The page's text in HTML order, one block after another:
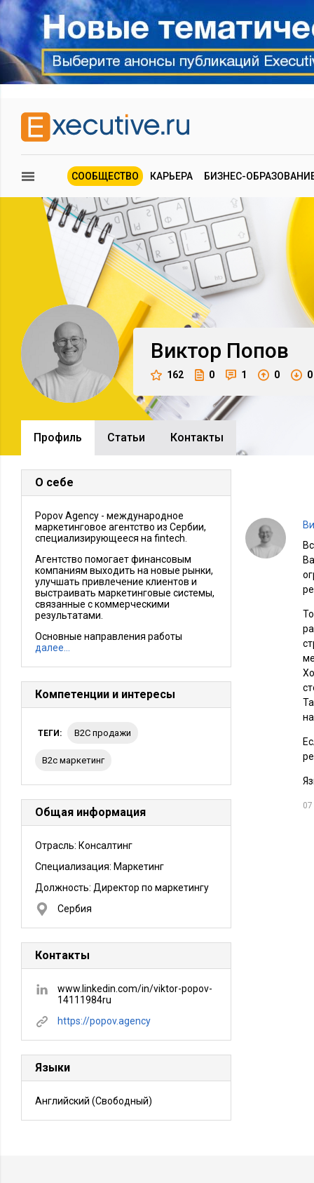
СООБЩЕСТВО КАРЬЕРА БИЗНЕС-
Виктор Попов
162 0 1 0 0
Профиль Cтатьи Контакты
О себе
Popov Agency - международное
маркетинговое агентство из Сербии,
специализирующееся на fintech.
Агентство помогает финансовым
компаниям выходить на новые рынки,
улучшать привлечение клиентов и
выстраивать маркетинговые системы,
связанные с коммерческими
результатами.
Основные направления работы
далее…
Компетенции и интересы
ТЕГИ: B2C продажи
b2c маркетинг
Общая информация
Отрасль: Консалтинг
Специализация: Маркетинг
Должность: Директор по маркетингу
Сербия
Контакты
www.linkedin.com/in/viktor-popov-
14111984ru
https://popov.agency
Языки
Английский (Свободный)